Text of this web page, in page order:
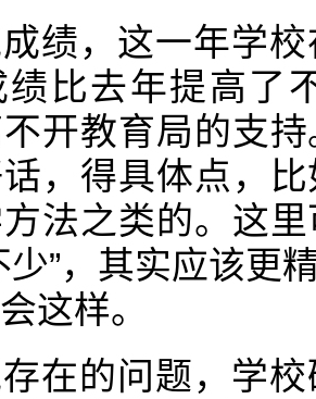
绩，这一年学
绩比去年提高了
开教育局的支
，得具体点，
法之类的。这
少”，其实应该更
这样。
在的问题，学